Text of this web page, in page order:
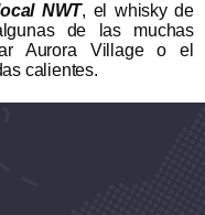
NWT, el whisky de
de las muchas
Aurora Village o el
calientes.